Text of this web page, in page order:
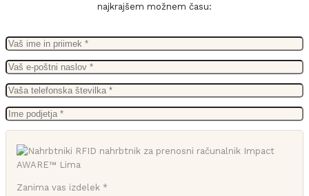
najkrajšem možnem času:
Zanima vas izdelek *